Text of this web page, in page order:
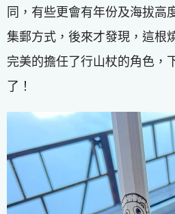
同，有些更會有年份及海拔高
集郵方式，後來才發現，這根
完美的擔任了行山杖的角色，
了！